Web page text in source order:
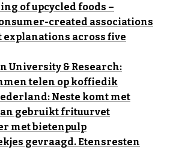
of upcycled foods –
created associations
explanations across five
University & Research:
telen op koffiedik
Neste komt met
gebruikt frituurvet
met bietenpulp
gevraagd. Etensresten